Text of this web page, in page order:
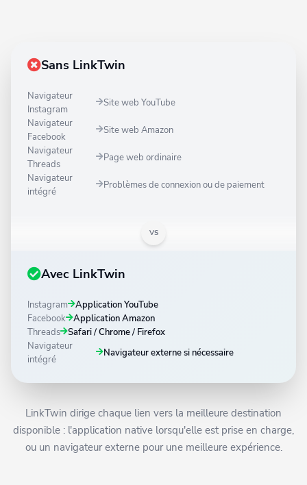
Sans LinkTwin
Navigateur
Instagram
Site web YouTube
Navigateur
Facebook
Site web Amazon
Navigateur
Threads
Page web ordinaire
Navigateur
intégré
Problèmes de connexion ou de paiement
VS
Avec LinkTwin
Instagram
Application YouTube
Facebook
Application Amazon
Threads
Safari / Chrome / Firefox
Navigateur
intégré
Navigateur externe si nécessaire
LinkTwin dirige chaque lien vers la meilleure destination
disponible : l'application native lorsqu'elle est prise en charge,
ou un navigateur externe pour une meilleure expérience.